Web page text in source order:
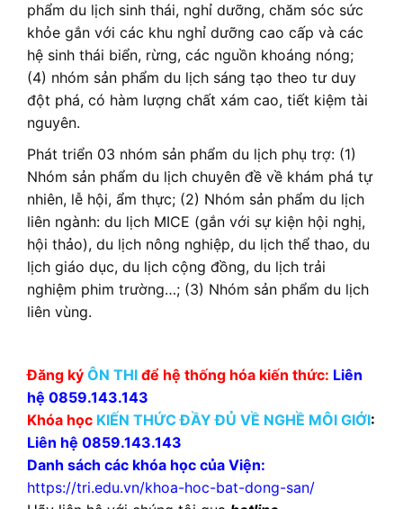
phẩm du lịch sinh thái, nghỉ dưỡng, chăm sóc sức
khỏe gắn với các khu nghỉ dưỡng cao cấp và các
hệ sinh thái biển, rừng, các nguồn khoáng nóng;
(4) nhóm sản phẩm du lịch sáng tạo theo tư duy
đột phá, có hàm lượng chất xám cao, tiết kiệm tài
nguyên.
Phát triển 03 nhóm sản phẩm du lịch phụ trợ: (1)
Nhóm sản phẩm du lịch chuyên đề về khám phá tự
nhiên, lễ hội, ẩm thực; (2) Nhóm sản phẩm du lịch
liên ngành: du lịch MICE (gắn với sự kiện hội nghị,
hội thảo), du lịch nông nghiệp, du lịch thể thao, du
lịch giáo dục, du lịch cộng đồng, du lịch trải
nghiệm phim trường…; (3) Nhóm sản phẩm du lịch
liên vùng.
Đăng ký ÔN THI để hệ thống hóa kiến thức: Liên
hệ 0859.143.143
Khóa học KIẾN THỨC ĐẦY ĐỦ VỀ NGHỀ MÔI GIỚI:
Liên hệ 0859.143.143
Danh sách các khóa học của Viện:
https://tri.edu.vn/khoa-hoc-bat-dong-san/